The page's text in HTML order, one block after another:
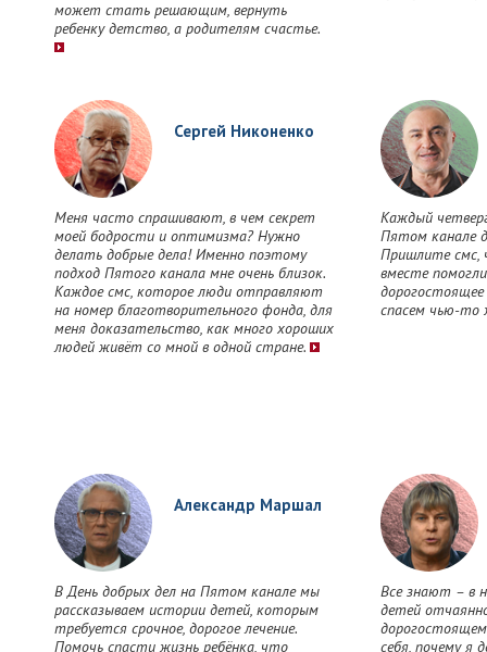
может стать решающим, вернуть
ребенку детство, а родителям счастье.
Сергей Никоненко
Меня часто спрашивают, в чем секрет
моей бодрости и оптимизма? Нужно
делать добрые дела! Именно поэтому
подход Пятого канала мне очень близок.
Каждое смс, которое люди отправляют
на номер благотворительного фонда, для
меня доказательство, как много хороших
людей живёт со мной в одной стране.
Каждый
Пятом канале
Пришлите смс,
вместе
дорогостоящее
спасем чью-то
Александр Маршал
В День добрых дел на Пятом канале мы
рассказываем истории детей, которым
требуется срочное, дорогое лечение.
Помочь спасти жизнь ребёнка, что
Все знают – в
детей
себя, почему я